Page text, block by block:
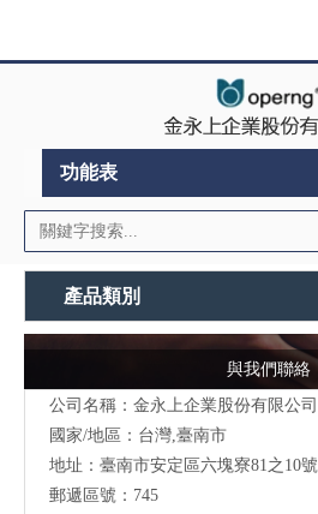
功能表
產品類別
與我們聯絡
公司名稱：金永上企業股份有限公司
國家/地區：台灣,臺南市
地址：臺南市安定區六塊寮81之10號
郵遞區號：745